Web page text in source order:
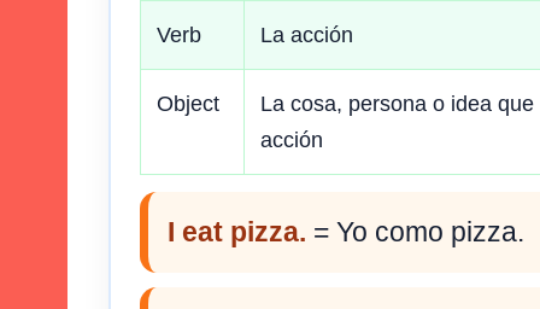
Verb La acción
Object
La cosa, persona o idea
acción
I eat pizza. = Yo como pizza.